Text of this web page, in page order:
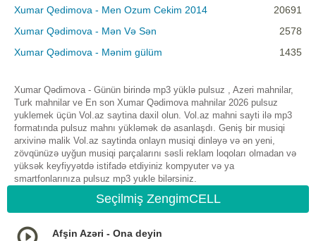
Xumar Qedimova - Men Ozum Cekim 2014
20691
Xumar Qədimova - Mən Və Sən
2578
Xumar Qədimova - Mənim gülüm
1435
Xumar Qədimova - Günün birində mp3 yüklə pulsuz , Azeri mahnilar,
Turk mahnilar ve En son Xumar Qədimova mahnilar 2026 pulsuz
yuklemek üçün Vol.az saytina daxil olun. Vol.az mahni sayti ilə mp3
formatında pulsuz mahnı yükləmək də asanlaşdı. Geniş bir musiqi
arxivinə malik Vol.az saytinda onlayn musiqi dinləyə və ən yeni,
zövqünüzə uyğun musiqi parçalarını səsli reklam loqoları olmadan və
yüksək keyfiyyətdə istifadə etdiyiniz kompyuter və ya
smartfonlarınıza pulsuz mp3 yukle bilərsiniz.
Seçilmiş ZengimCELL
Afşin Azəri - Ona deyin